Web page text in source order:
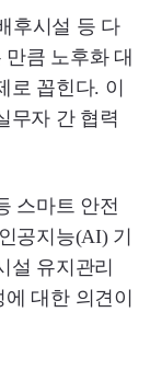
후시설 등 다
큼 노후화 대
꼽힌다. 이
무자 간 협력
스마트 안전
공지능(AI) 기
설 유지관리
대한 의견이